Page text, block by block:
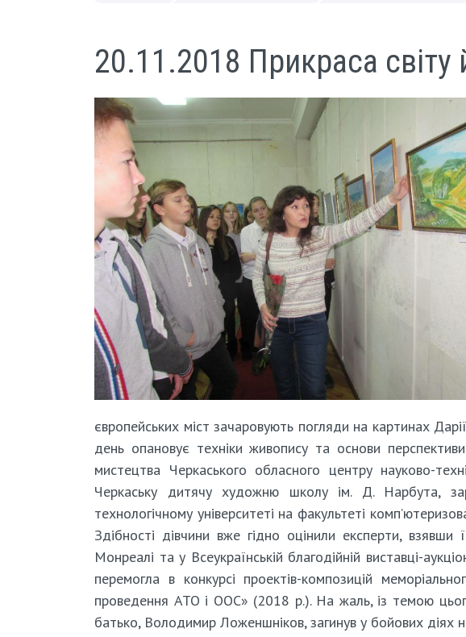
20.11.2018 Прикраса світу
європейських міст зачаровують погляди на картинах
день опановує техніки живопису та основи
мистецтва Черкаського обласного центру науково-
Черкаську дитячу художню школу ім. Д. Нарбута,
технологічному університеті на факультеті
Здібності дівчини вже гідно оцінили експерти, взявши
Монреалі та у Всеукраїнській благодійній виставці-
перемогла в конкурсі проектів-композицій
проведення АТО і ООС» (2018 р.). На жаль, із темою
батько, Володимир Ложеншніков, загинув у бойових діях